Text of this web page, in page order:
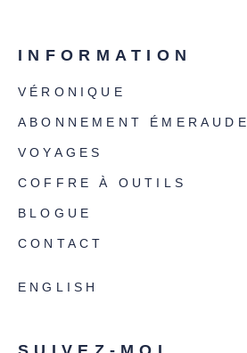
INFORMATION
VÉRONIQUE
ABONNEMENT ÉMERAUDE
VOYAGES
COFFRE À OUTILS
BLOGUE
CONTACT
ENGLISH